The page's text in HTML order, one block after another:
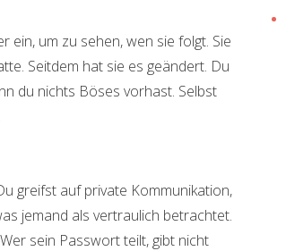
ein, um zu sehen, wen sie folgt. Sie
Seitdem hat sie es geändert. Du
du nichts Böses vorhast. Selbst
greifst auf private Kommunikation,
jemand als vertraulich betrachtet.
sein Passwort teilt, gibt nicht